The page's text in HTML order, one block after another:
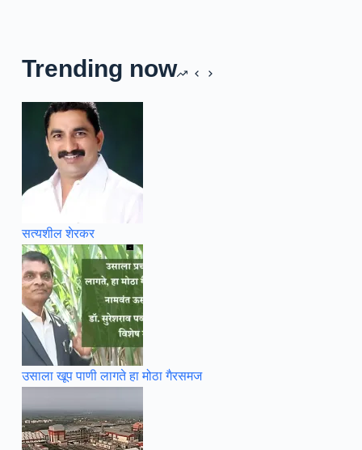
Trending now
सत्यशील शेरकर
उसाला खूप पाणी लागते हा मोठा गैरसमज